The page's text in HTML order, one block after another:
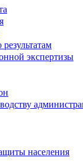
экспертизы
населения